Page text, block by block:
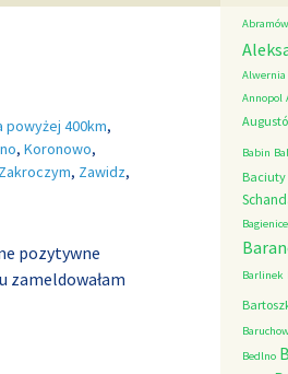
400km,
, Koronowo,
Zakroczym, Zawidz,
pozytywne
zameldowałam
Abramów
Alwernia
Annopol
Babin
Baciuty
Bagienice
Barlinek
Bedlno